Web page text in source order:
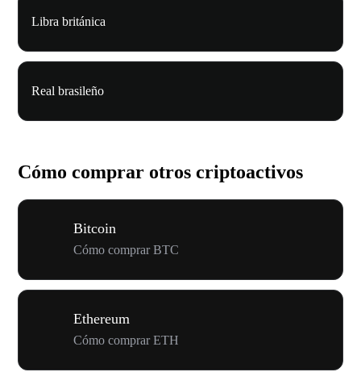
Libra británica
Real brasileño
Cómo comprar otros criptoactivos
Bitcoin
Cómo comprar BTC
Ethereum
Cómo comprar ETH